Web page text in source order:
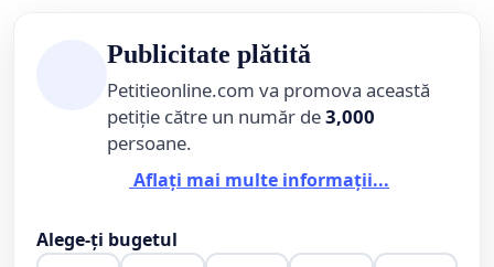
Publicitate plătită
Petitieonline.com va promova această
petiție către un număr de3,000
persoane.
Aflați mai multe informații...
Alege-ți bugetul